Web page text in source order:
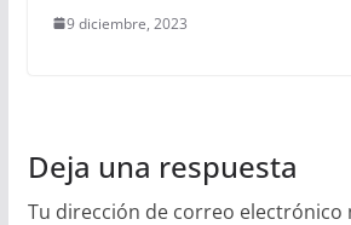
9 diciembre, 2023
Deja una respuesta
Tu dirección de correo electrónico